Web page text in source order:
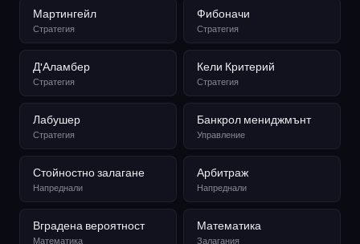
Мартингейл
Стратегия
Фибоначи
Стратегия
Д'Аламбер
Стратегия
Кели Критерий
Стратегия
Лабушер
Стратегия
Банкрол мениджмънт
Управление
Стойностно залагане
Напреднали
Арбитраж
Напреднали
Вградена вероятност
Математика
Математика
Залагания